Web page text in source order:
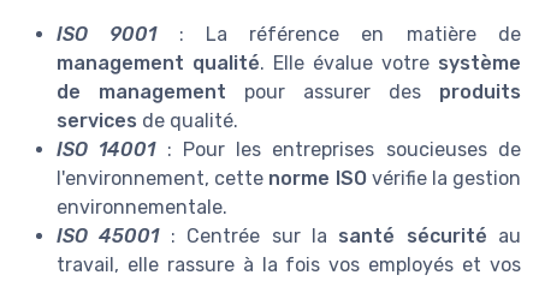
ISO 9001: La référence en matière de
management qualité. Elle évalue votre système
de management pour assurer des produits
services de qualité.
ISO 14001: Pour les entreprises soucieuses de
l'environnement, cette norme ISOvérifie la gestion
environnementale.
ISO 45001: Centrée sur la santé sécurité au
travail, elle rassure à la fois vos employés et vos